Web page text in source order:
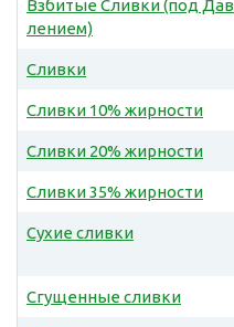
Взбитые Сливки (под Дав
лением)
Сливки
Сливки 10% жирности
Сливки 20% жирности
Сливки 35% жирности
Сухие сливки
Сгущенные сливки